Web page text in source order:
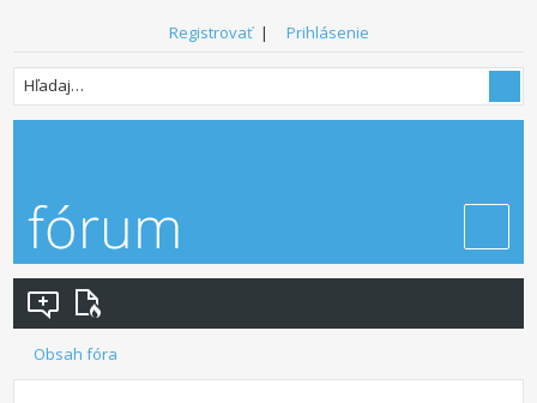
Registrovať| Prihlásenie
Obsah fóra